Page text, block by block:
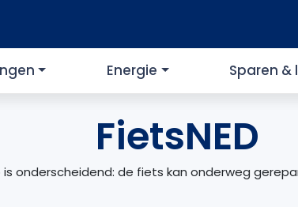
Energie Sparen &
FietsNED
is onderscheidend: de fiets kan onderweg